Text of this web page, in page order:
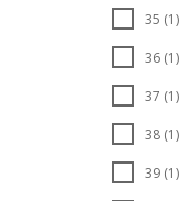
35 (1)
36 (1)
37 (1)
38 (1)
39 (1)